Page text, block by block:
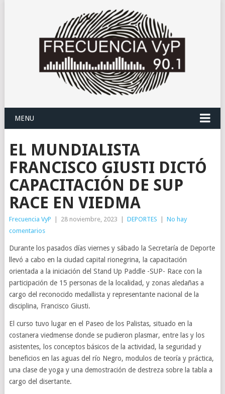
MENU
EL MUNDIALISTA
FRANCISCO GIUSTI DICTÓ
CAPACITACIÓN DE SUP
RACE EN VIEDMA
Frecuencia VyP 28 noviembre, 2023 DEPORTES
No hay
comentarios
Durante los pasados días viernes y sábado la Secretaría de Deporte
llevó a cabo en la ciudad capital rionegrina, la capacitación
orientada a la iniciación del Stand Up Paddle -SUP- Race con la
participación de 15 personas de la localidad, y zonas aledañas a
cargo del reconocido medallista y representante nacional de la
disciplina, Francisco Giusti.
El curso tuvo lugar en el Paseo de los Palistas, situado en la
costanera viedmense donde se pudieron plasmar, entre las y los
asistentes, los conceptos básicos de la actividad, la seguridad y
beneficios en las aguas del río Negro, modulos de teoría y práctica,
una clase de yoga y una demostración de destreza sobre la tabla a
cargo del disertante.